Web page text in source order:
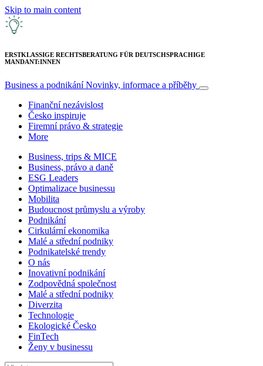
Skip to main content
ERSTKLASSIGE RECHTSBERATUNG FÜR DEUTSCHSPRACHIGE
MANDANT:INNEN
Business a podnikáníNovinky, informace a příběhy
Finanční nezávislost
Česko inspiruje
Firemní právo & strategie
More
Business, trips & MICE
Business, právo a daně
ESG Leaders
Optimalizace businessu
Mobilita
Budoucnost průmyslu a výroby
Podnikání
Cirkulární ekonomika
Malé a střední podniky
Podnikatelské trendy
O nás
Inovativní podnikání
Zodpovědná společnost
Malé a střední podniky
Diverzita
Technologie
Ekologické Česko
FinTech
Ženy v businessu